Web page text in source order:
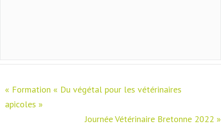
« Formation « Du végétal pour les vétérinaires
apicoles »
Journée Vétérinaire Bretonne 2022 »